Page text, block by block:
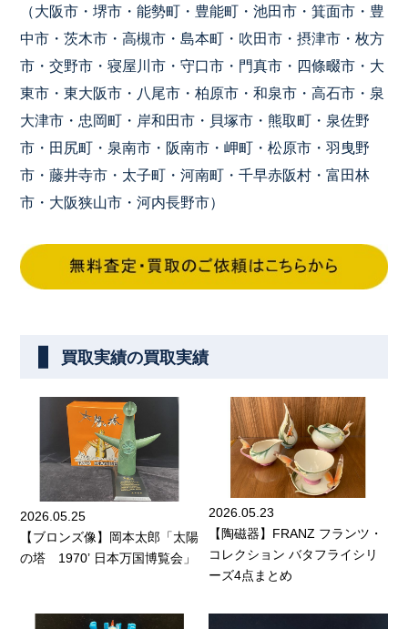
（大阪市・堺市・能勢町・豊能町・池田市・箕面市・豊
中市・茨木市・高槻市・島本町・吹田市・摂津市・枚方
市・交野市・寝屋川市・守口市・門真市・四條畷市・大
東市・東大阪市・八尾市・柏原市・和泉市・高石市・泉
大津市・忠岡町・岸和田市・貝塚市・熊取町・泉佐野
市・田尻町・泉南市・阪南市・岬町・松原市・羽曳野
市・藤井寺市・太子町・河南町・千早赤阪村・富田林
市・大阪狭山市・河内長野市）
買取実績の買取実績
2026.05.25
【ブロンズ像】岡本太郎「太陽
の塔 1970’ 日本万国博覧会」
2026.05.23
【陶磁器】FRANZ フランツ・
コレクション バタフライシリ
ーズ4点まとめ